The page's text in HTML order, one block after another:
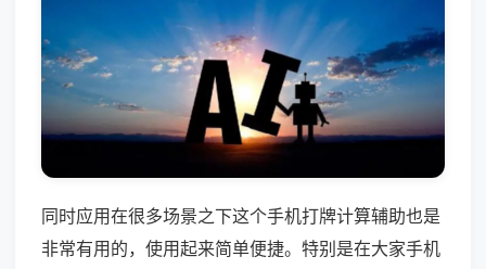
同时应用在很多场景之下这个手机打牌计算辅助也是
非常有用的，使用起来简单便捷。特别是在大家手机